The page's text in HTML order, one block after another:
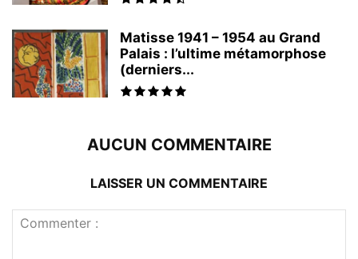
Matisse 1941 – 1954 au Grand
Palais : l’ultime métamorphose
(derniers...
AUCUN COMMENTAIRE
LAISSER UN COMMENTAIRE